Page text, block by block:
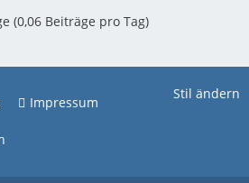
(0,06 Beiträge pro Tag)
Stil ändern
Impressum